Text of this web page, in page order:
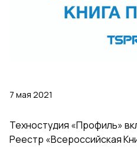
7 мая 2021
Техностудия «Профиль»
Реестр «Всероссийская